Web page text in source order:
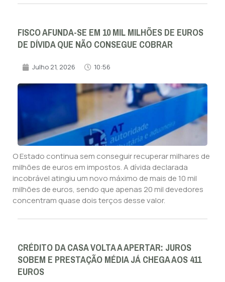
FISCO AFUNDA-SE EM 10 MIL MILHÕES DE EUROS
DE DÍVIDA QUE NÃO CONSEGUE COBRAR
Julho 21, 2026 10:56
O Estado continua sem conseguir recuperar milhares de
milhões de euros em impostos. A dívida declarada
incobrável atingiu um novo máximo de mais de 10 mil
milhões de euros, sendo que apenas 20 mil devedores
concentram quase dois terços desse valor.
CRÉDITO DA CASA VOLTA A APERTAR: JUROS
SOBEM E PRESTAÇÃO MÉDIA JÁ CHEGA AOS 411
EUROS